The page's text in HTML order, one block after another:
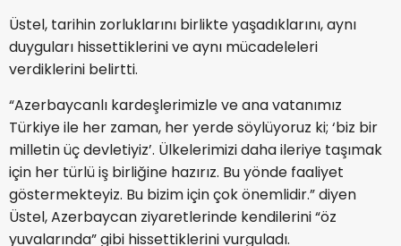
Üstel, tarihin zorluklarını birlikte yaşadıklarını, aynı
duyguları hissettiklerini ve aynı mücadeleleri
verdiklerini belirtti.
“Azerbaycanlı kardeşlerimizle ve ana vatanımız
Türkiye ile her zaman, her yerde söylüyoruz ki; ‘biz bir
milletin üç devletiyiz’. Ülkelerimizi daha ileriye taşımak
için her türlü iş birliğine hazırız. Bu yönde faaliyet
göstermekteyiz. Bu bizim için çok önemlidir.” diyen
Üstel, Azerbaycan ziyaretlerinde kendilerini “öz
yuvalarında” gibi hissettiklerini vurguladı.